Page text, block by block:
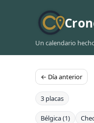
Un calendario
← Día anterior
3 placas
Bélgica (1)